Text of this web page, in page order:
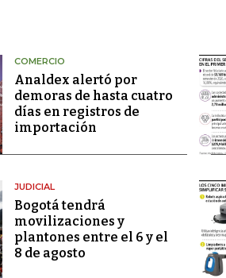
COMERCIO
Analdex alertó por
demoras de hasta cuatro
días en registros de
importación
JUDICIAL
Bogotá tendrá
movilizaciones y
plantones entre el 6 y el
8 de agosto